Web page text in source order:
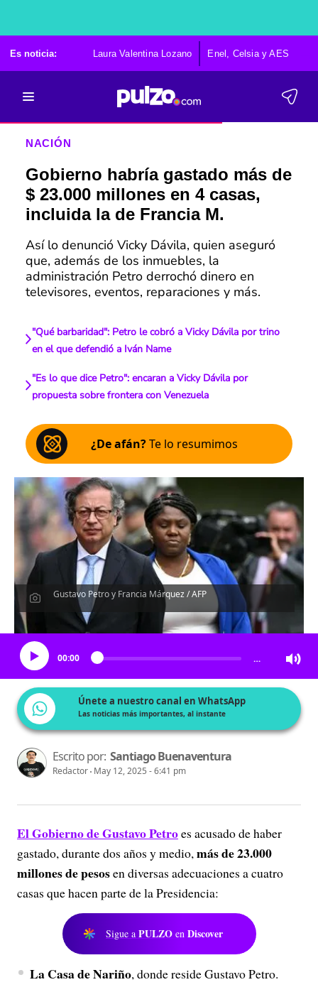
Es noticia: Laura Valentina Lozano Enel, Celsia y AES
NACIÓN
Gobierno habría gastado más de
$ 23.000 millones en 4 casas,
incluida la de Francia M.
Así lo denunció Vicky Dávila, quien aseguró
que, además de los inmuebles, la
administración Petro derrochó dinero en
televisores, eventos, reparaciones y más.
"Qué barbaridad": Petro le cobró a Vicky Dávila por trino
en el que defendió a Iván Name
"Es lo que dice Petro": encaran a Vicky Dávila por
propuesta sobre frontera con Venezuela
¿De afán?Te lo resumimos
Gustavo Petro y Francia Márquez / AFP
Escucha el artículo
00:00 …
Únete a nuestro canal en WhatsApp
Las noticias más importantes, al instante
Escrito por: Santiago Buenaventura
Redactor May 12, 2025 - 6:41 pm
El Gobierno de Gustavo Petroes acusado de haber
gastado, durante dos años y medio,más de 23.000
millones de pesosen diversas adecuaciones a cuatro
casas que hacen parte de la Presidencia:
Sigue a PULZO en Discover
La Casa de Nariño, donde reside Gustavo Petro.